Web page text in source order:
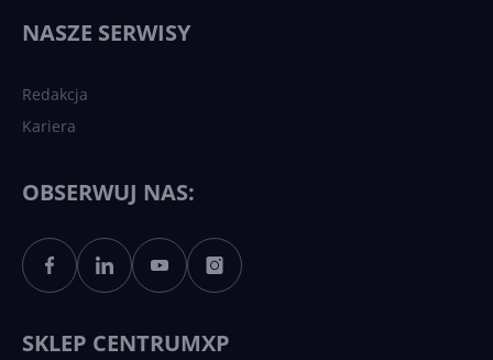
Sztuczna inteligencja po
polsku. Dość barier
NASZE SERWISY
Redakcja
Kariera
OBSERWUJ NAS:
SKLEP CENTRUMXP